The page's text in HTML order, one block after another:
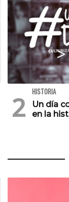
HISTORIA
Un día
en la